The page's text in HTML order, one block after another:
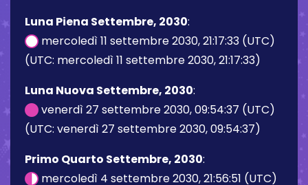
Luna Piena Settembre, 2030:
mercoledì 11 settembre 2030, 21:17:33 (UTC)
(UTC: mercoledì 11 settembre 2030, 21:17:33)
Luna Nuova Settembre, 2030:
venerdì 27 settembre 2030, 09:54:37 (UTC)
(UTC: venerdì 27 settembre 2030, 09:54:37)
Primo Quarto Settembre, 2030:
mercoledì 4 settembre 2030, 21:56:51 (UTC)